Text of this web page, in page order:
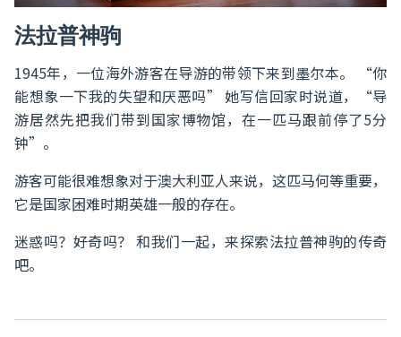
法拉普神驹
1945年，一位海外游客在导游的带领下来到墨尔本。 “你
能想象一下我的失望和厌恶吗” 她写信回家时说道，“导
游居然先把我们带到国家博物馆，在一匹马跟前停了5分
钟”。
游客可能很难想象对于澳大利亚人来说，这匹马何等重要，
它是国家困难时期英雄一般的存在。
迷惑吗？好奇吗？ 和我们一起，来探索法拉普神驹的传奇
吧。